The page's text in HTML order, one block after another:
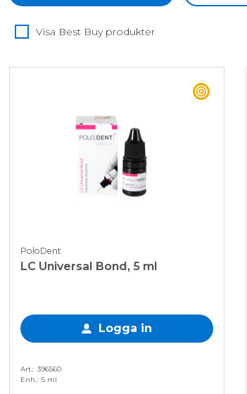
Visa Best Buy produkter
PoloDent
LC Universal Bond, 5 ml
Logga in
Art.
396560
Enh.
5 ml